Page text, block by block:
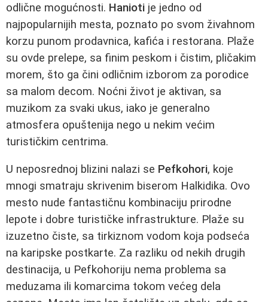
odlične mogućnosti. Hanioti je jedno od
najpopularnijih mesta, poznato po svom živahnom
korzu punom prodavnica, kafića i restorana. Plaže
su ovde prelepe, sa finim peskom i čistim, pličakim
morem, što ga čini odličnim izborom za porodice
sa malom decom. Noćni život je aktivan, sa
muzikom za svaki ukus, iako je generalno
atmosfera opuštenija nego u nekim većim
turističkim centrima.
U neposrednoj blizini nalazi se Pefkohori, koje
mnogi smatraju skrivenim biserom Halkidika. Ovo
mesto nude fantastičnu kombinaciju prirodne
lepote i dobre turističke infrastrukture. Plaže su
izuzetno čiste, sa tirkiznom vodom koja podseća
na karipske postkarte. Za razliku od nekih drugih
destinacija, u Pefkohoriju nema problema sa
meduzama ili komarcima tokom većeg dela